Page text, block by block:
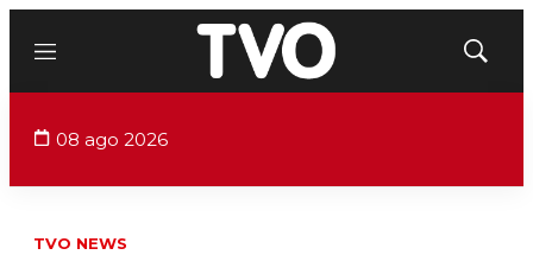
Menú
Mostrar
08 ago 2026
TVO NEWS